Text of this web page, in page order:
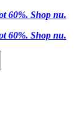
60%. Shop nu.
60%. Shop nu.